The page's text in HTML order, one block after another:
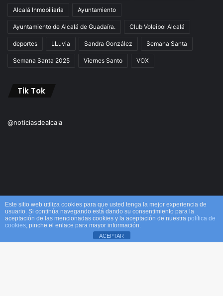
Alcalá Inmobiliaria Ayuntamiento
Ayuntamiento de Alcalá de Guadaíra. Club Voleibol Alcalá
deportes LLuvia Sandra González Semana Santa
Semana Santa 2025 Viernes Santo VOX
Tik Tok
@noticiasdealcala
© Copyright 2026, Todos los derechos reservados M&M |
Alcalá
Facebook X WhatsApp Telegram Viber
Este sitio web utiliza cookies para que usted tenga la mejor experiencia de
usuario. Si continúa navegando está dando su consentimiento para la
aceptación de las mencionadas cookies y la aceptación de nuestra política de
cookies, pinche el enlace para mayor información.
ACEPTAR